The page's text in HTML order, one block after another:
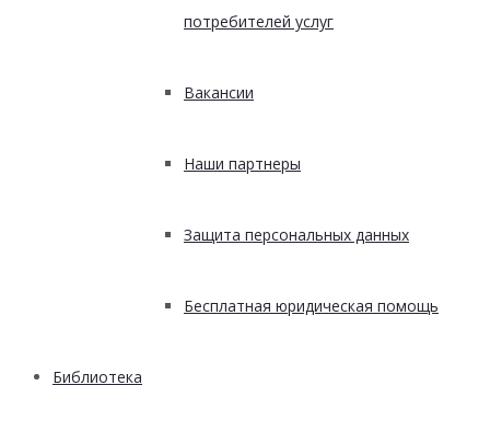
потребителей услуг
Вакансии
Наши партнеры
Защита персональных данных
Бесплатная юридическая помощь
Библиотека